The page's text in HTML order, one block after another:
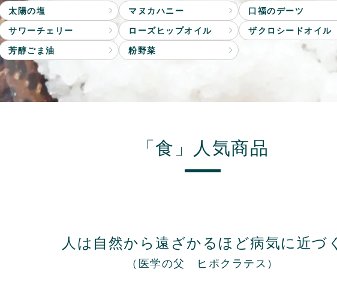
太陽の塩 マヌカハニー 口福のデーツ
サワーチェリー ローズヒップオイル ザクロシードオイル
芳醇ごま油 粉野菜
「食」人気商品
人は自然から遠ざかるほど病気に近づく
（医学の父 ヒポクラテス）